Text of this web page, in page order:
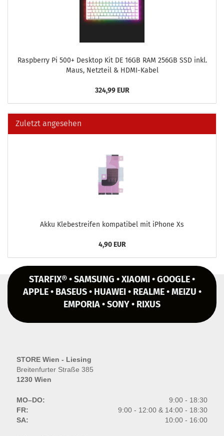
Raspber­ry Pi 500+ Desk­top Kit DE 16GB RAM 256GB SSD inkl.
Maus, Netz­teil & HDMI-​Kabel
324,99 EUR
Zuletzt angesehen
Akku Kle­be­strei­fen kom­pa­ti­bel mit iPho­ne Xs
4,90 EUR
STARFIX® • SAMSUNG • XIAOMI • GOOGLE •
APPLE • BASEUS • HUAWEI • REALME • MEIZU •
EMPORIA • SONY • RIXUS
STORE Wien - Liesing
Breitenfurter Straße 385
1230 Wien
MO–DO:
9:00 - 18:30
FR:
9:00 - 12:00 & 14:00 - 18:30
SA:
10:00 - 16:00